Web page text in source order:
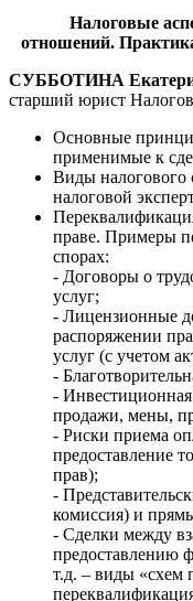
Налоговые
отношений.
СУББОТИНА
старший юрист
Основные
применимые к
Виды налогового
налоговой
праве. Примеры
спорах:
- Договоры о
услуг;
- Лицензионные
распоряжении
услуг (с учетом
-
-
продажи, мены,
- Риски приема
предоставление
прав);
-
комиссия) и
- Cделки между
предоставлению
т.д. – виды «схем